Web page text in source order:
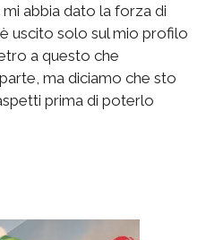
abbia dato la forza di
uscito solo sul mio profilo
a questo che
ma diciamo che sto
prima di poterlo